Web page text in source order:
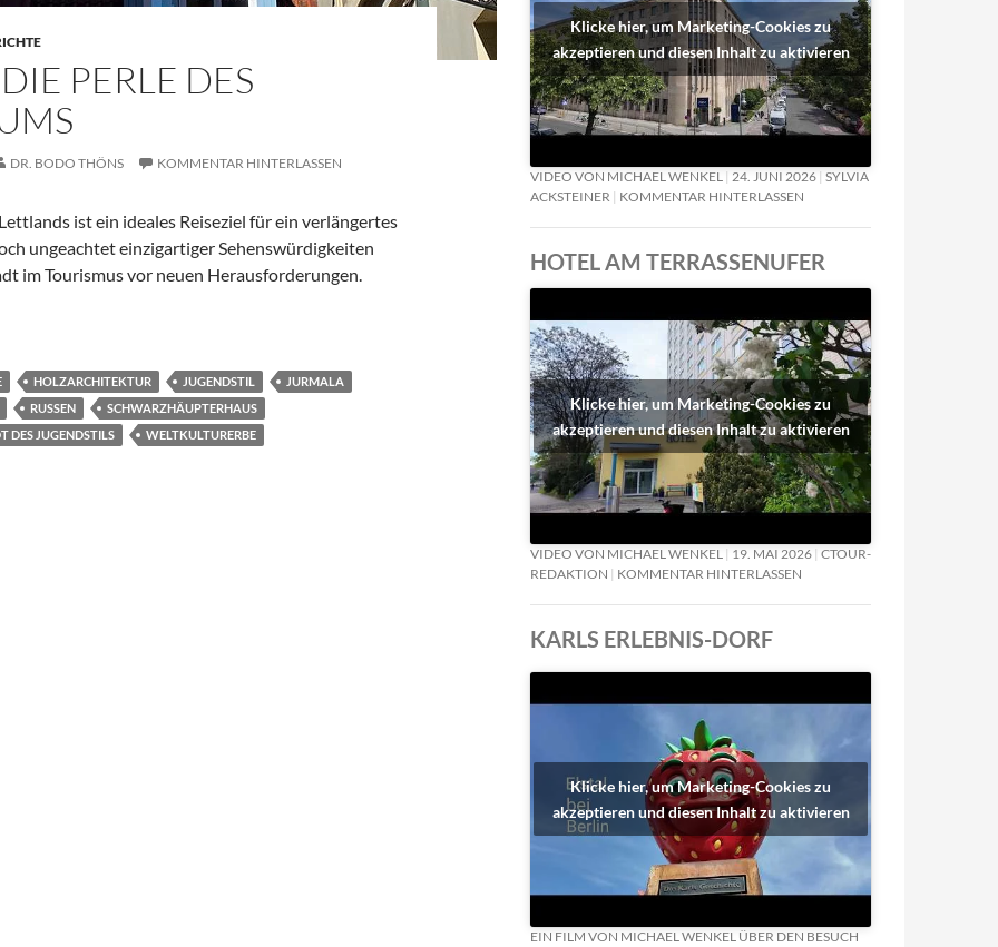
PERLE DES
DR. BODO THÖNS KOMMENTAR HINTERLASSEN
ist ein ideales Reiseziel für ein verlängertes
ungeachtet einzigartiger Sehenswürdigkeiten
im Tourismus vor neuen Herausforderungen.
DES BALTIKUMS
HOLZARCHITEKTUR JUGENDSTIL
JURMALA
RUSSEN
SCHWARZHÄUPTERHAUS
DES JUGENDSTILS
WELTKULTURERBE
Klicke hier, um Marketing-Cookies zu
akzeptieren und diesen Inhalt zu aktivieren
VIDEO VON MICHAEL WENKEL 24. JUNI 2026 SYLVIA
ACKSTEINER
KOMMENTAR HINTERLASSEN
HOTEL AM TERRASSENUFER
Klicke hier, um Marketing-Cookies zu
akzeptieren und diesen Inhalt zu aktivieren
VIDEO VON MICHAEL WENKEL 19. MAI 2026 CTOUR-
REDAKTION
KOMMENTAR HINTERLASSEN
KARLS ERLEBNIS-DORF
Klicke hier, um Marketing-Cookies zu
akzeptieren und diesen Inhalt zu aktivieren
EIN FILM VON MICHAEL WENKEL ÜBER DEN BESUCH